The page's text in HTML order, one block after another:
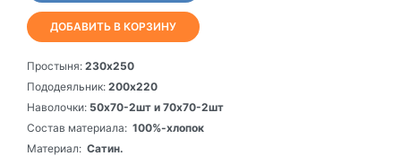
ДОБАВИТЬ В КОРЗИНУ
Простыня: 230х250
Пододеяльник: 200х220
Наволочки: 50х70-2шт и 70х70-2шт
Состав материала: 100%-хлопок
Материал: Сатин.